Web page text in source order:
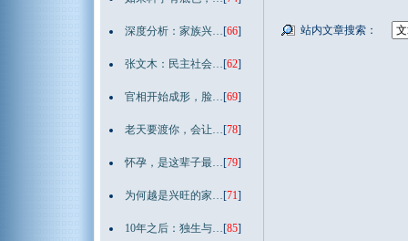
深度分析：家族兴…[66]
张文木：民主社会…[62]
官相开始成形，脸…[69]
老天要渡你，会让…[78]
怀孕，是这辈子最…[79]
为何越是兴旺的家…[71]
10年之后：独生与…[85]
站内文章搜索：